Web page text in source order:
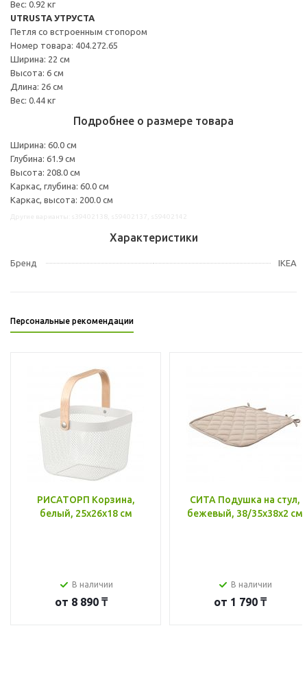
Вес: 0.92 кг
UTRUSTA УТРУСТА
Петля со встроенным стопором
Номер товара: 404.272.65
Ширина: 22 см
Высота: 6 см
Длина: 26 см
Вес: 0.44 кг
Подробнее о размере товара
Ширина: 60.0 см
Глубина: 61.9 см
Высота: 208.0 см
Каркас, глубина: 60.0 см
Каркас, высота: 200.0 см
Характеристики
Бренд IKEA
Персональные рекомендации
РИСАТОРП Корзина,
белый, 25x26x18 см
В наличии
от 8 890 ₸
СИТА Подушка на стул,
бежевый, 38/35x38x2 см
В наличии
от 1 790 ₸